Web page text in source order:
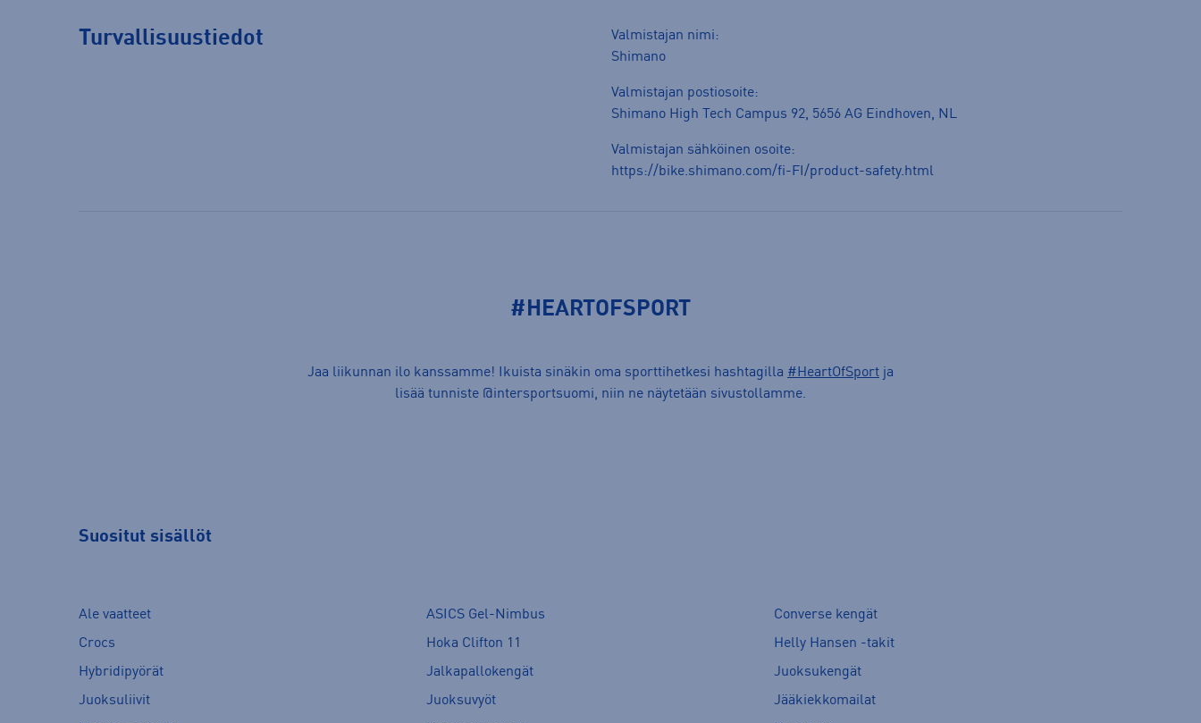
Turvallisuustiedot
Valmistajan nimi:
Shimano
Valmistajan postiosoite:
Shimano High Tech Campus 92, 5656 AG Eindhoven, NL
Valmistajan sähköinen osoite:
https://bike.shimano.com/fi-FI/product-safety.html
#HEARTOFSPORT
Jaa liikunnan ilo kanssamme! Ikuista sinäkin oma sporttihetkesi hashtagilla #HeartOfSport ja
lisää tunniste @intersportsuomi, niin ne näytetään sivustollamme.
Suositut sisällöt
Ale vaatteet ASICS Gel-Nimbus
Converse kengät
Crocs
Hoka Clifton 11
Helly Hansen -takit
Hybridipyörät
Jalkapallokengät
Juoksukengät
Juoksuliivit
Juoksuvyöt
Jääkiekkomailat